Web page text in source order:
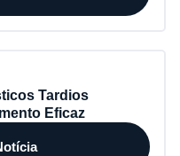
Tardios
Eficaz